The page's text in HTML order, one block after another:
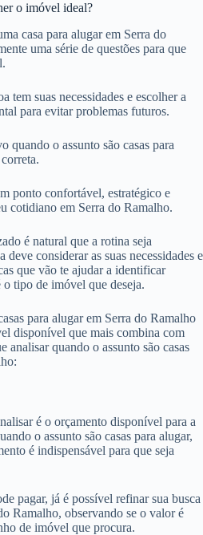
o imóvel ideal?
casa para alugar em Serra do
uma série de questões para que
tem suas necessidades e escolher a
para evitar problemas futuros.
quando o assunto são casas para
ponto confortável, estratégico e
cotidiano em Serra do Ramalho.
é natural que a rotina seja
deve considerar as suas necessidades e
que vão te ajudar a identificar
tipo de imóvel que deseja.
para alugar em Serra do Ramalho
disponível que mais combina com
analisar quando o assunto são casas
é o orçamento disponível para a
o assunto são casas para alugar,
é indispensável para que seja
pagar, já é possível refinar sua busca
Ramalho, observando se o valor é
de imóvel que procura.